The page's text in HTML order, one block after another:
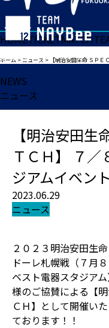
HOMETICKETMATCH
ホーム >ニュース > 【明治安田生命 ＳＰ
NEWS
ニュース
【明治安田生
ＴＣＨ】 ７
ジアムイベント
2023.06.29
ニュース
２０２３明治安田生
ドーレ札幌戦（７月
ベスト電器スタジア
様のご協賛による【
ＣＨ】として開催い
ております！！